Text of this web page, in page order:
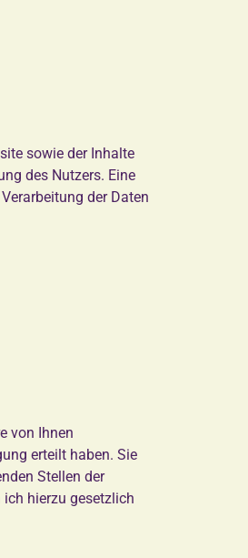
sowie der Inhalte
des Nutzers. Eine
der Daten
von Ihnen
erteilt haben. Sie
Stellen der
hierzu gesetzlich